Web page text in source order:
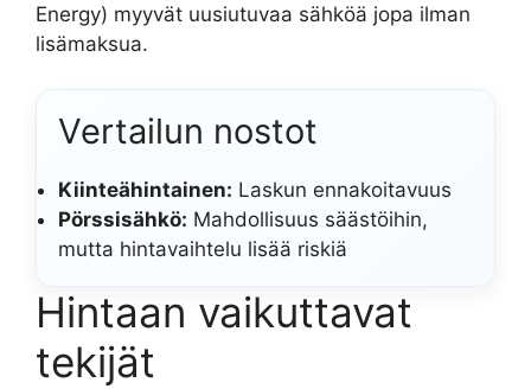
Energy) myyvät uusiutuvaa sähköä jopa ilman
lisämaksua.
Vertailun nostot
Kiinteähintainen: Laskun ennakoitavuus
Pörssisähkö: Mahdollisuus säästöihin,
mutta hintavaihtelu lisää riskiä
Hintaan vaikuttavat
tekijät